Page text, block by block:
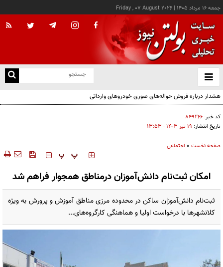
جمعه ۱۶ مرداد ۱۴۰۵ |
Friday , 07 August 2026
باز
و
هشدار درباره فروش حواله‌های صوری خودروهای وارداتی
کد خبر: ۸۴۹۲۶۶
تاریخ انتشار: ۱۹ تير ۱۴۰۳ - ۱۳:۵۳
صفحه نخست » اجتماعی
‍‍‍ پ پ
امکان ثبت‌نام دانش‌آموزان درمناطق همجوار فراهم شد
ثبت‌نام دانش‌آموزان ساکن در محدوده مرزی مناطق آموزش و پرورش به ویژه
کلانشهرها با درخواست اولیا و هماهنگی کارگروه‌‌های...